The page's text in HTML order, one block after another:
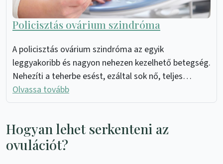
Policisztás ovárium szindróma
A policisztás ovárium szindróma az egyik
leggyakoribb és nagyon nehezen kezelhető betegség.
Nehezíti a teherbe esést, ezáltal sok nő, teljes…
Olvassa tovább
Hogyan lehet serkenteni az
ovulációt?